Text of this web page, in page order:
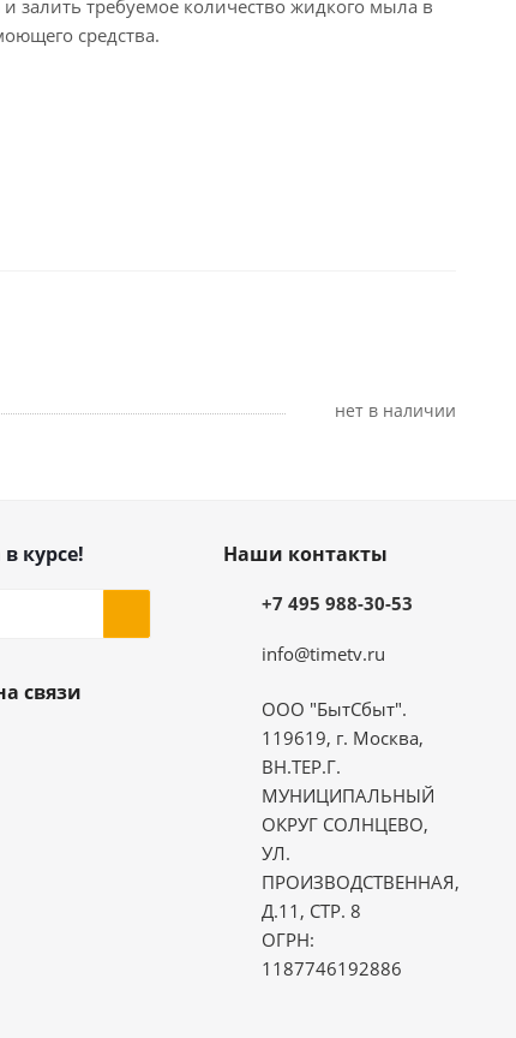
залить требуемое количество жидкого мыла в
средства.
Нет в наличии
курсе!
связи
Наши контакты
+7 495 988-30-53
info@timetv.ru
ООО "БытСбыт".
119619, г. Москва,
ВН.ТЕР.Г.
МУНИЦИПАЛЬНЫЙ
ОКРУГ СОЛНЦЕВО,
УЛ.
ПРОИЗВОДСТВЕННАЯ,
Д.11, СТР. 8
ОГРН:
1187746192886